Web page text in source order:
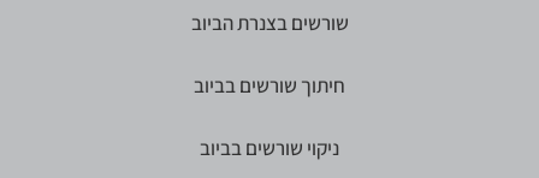
שורשים בצנרת הביוב
חיתוך שורשים בביוב
ניקוי שורשים בביוב